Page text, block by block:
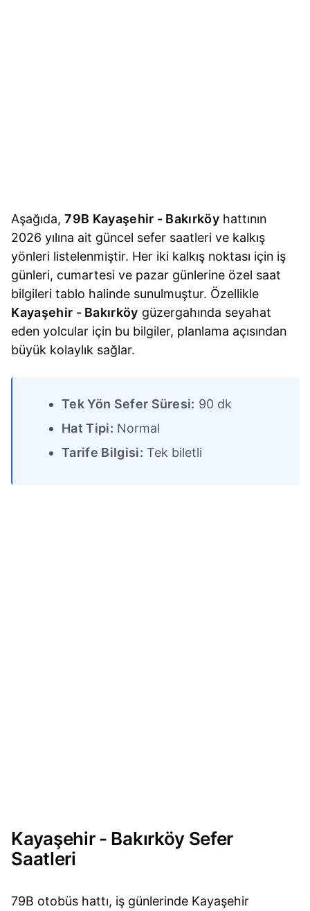
Aşağıda,79B Kayaşehir - Bakırköy hattının
2026 yılına ait güncel sefer saatleri ve kalkış
yönleri listelenmiştir. Her iki kalkış noktası için iş
günleri, cumartesi ve pazar günlerine özel saat
bilgileri tablo halinde sunulmuştur. Özellikle
Kayaşehir - Bakırköy güzergahında seyahat
eden yolcular için bu bilgiler, planlama açısından
büyük kolaylık sağlar.
Tek Yön Sefer Süresi: 90 dk
Hat Tipi: Normal
Tarife Bilgisi: Tek biletli
Kayaşehir - Bakırköy Sefer
Saatleri
79B otobüs hattı, iş günlerinde Kayaşehir